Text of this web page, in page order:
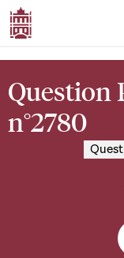
Question
n°2780